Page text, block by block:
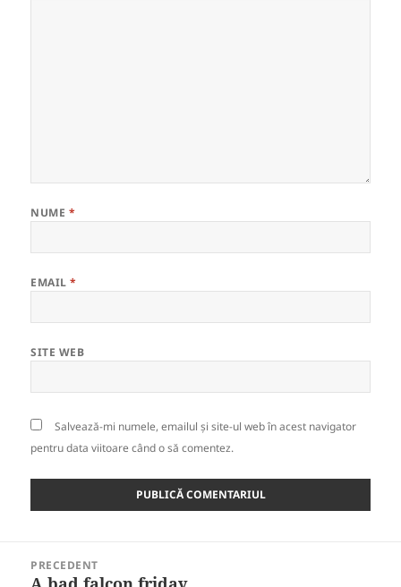
NUME *
EMAIL*
SITE WEB
Salvează-mi numele, emailul și site-ul web în acest navigator
pentru data viitoare când o să comentez.
PRECEDENT